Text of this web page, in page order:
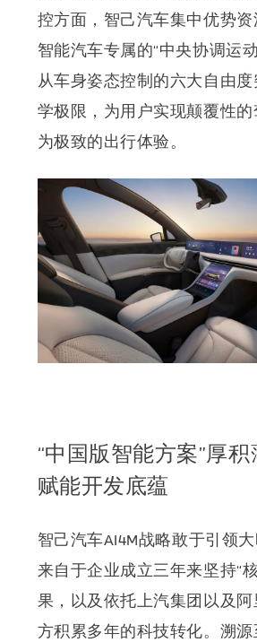
控方面，智己汽车集中优势
智能汽车专属的“中央协调运动
从车身姿态控制的六大自由
学极限，为用户实现颠覆性
为极致的出行体验。
“中国版智能方案”厚
赋能开发底蕴
智己汽车AI4M战略敢于引领大
来自于企业成立三年来坚持“
果，以及依托上汽集团以及
方积累多年的科技转化。溯源